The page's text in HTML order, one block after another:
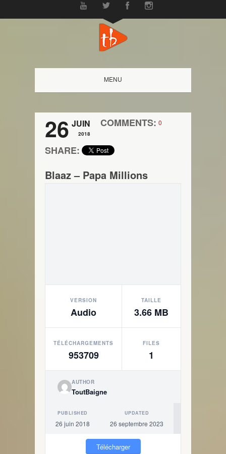
MENU
26 JUIN
2018
COMMENTS: 0
SHARE:
Blaaz – Papa Millions
VERSION
Audio
TAILLE
3.66 MB
TÉLÉCHARGEMENTS
953709
FILES
1
AUTHOR
ToutBaigne
PUBLISHED
26 juin 2018
UPDATED
26 septembre 2023
Télécharger